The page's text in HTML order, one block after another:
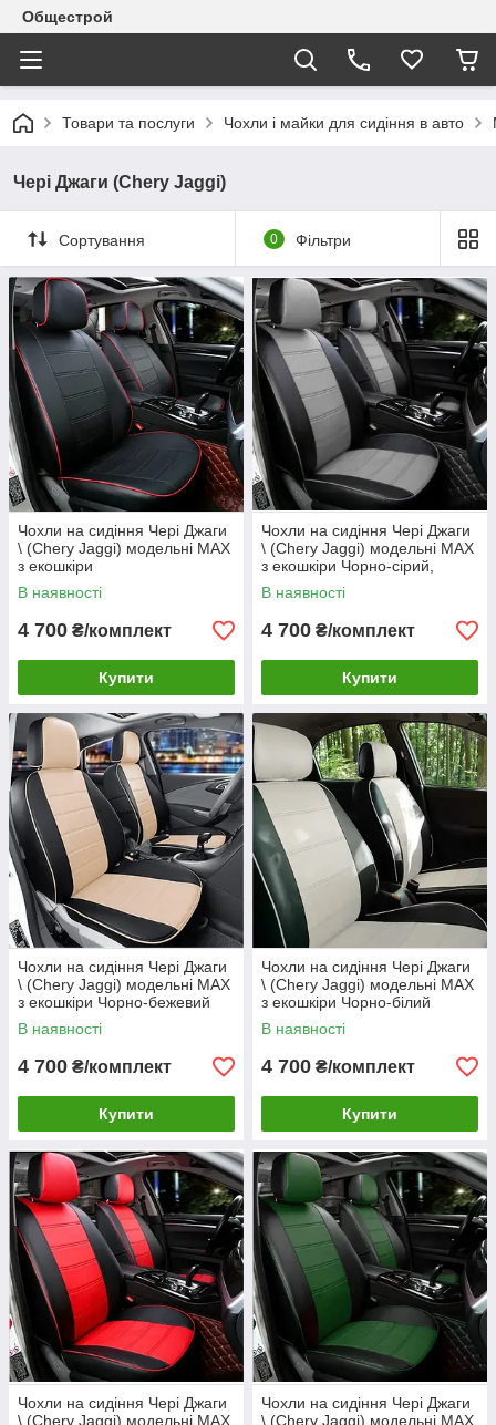
Общестрой
Товари та послуги Чохли і майки для сидіння в авто
Чері Джаги (Chery Jaggi)
Сортування 0 Фільтри
Чохли на сидіння Чері Джаги
\ (Chery Jaggi) модельні MAX
з екошкіри
В наявності
4 700 ₴/комплект
Купити
Чохли на сидіння Чері Джаги
\ (Chery Jaggi) модельні MAX
з екошкіри Чорно-сірий,
графіт
В наявності
4 700 ₴/комплект
Купити
Чохли на сидіння Чері Джаги
\ (Chery Jaggi) модельні MAX
з екошкіри Чорно-бежевий
В наявності
4 700 ₴/комплект
Купити
Чохли на сидіння Чері Джаги
\ (Chery Jaggi) модельні MAX
з екошкіри Чорно-білий
В наявності
4 700 ₴/комплект
Купити
Чохли на сидіння Чері Джаги
\ (Chery Jaggi) модельні MAX
Чохли на сидіння Чері Джаги
\ (Chery Jaggi) модельні MAX